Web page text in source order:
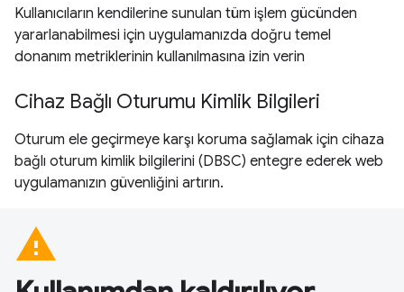
Kullanıcıların kendilerine sunulan tüm işlem gücünden
yararlanabilmesi için uygulamanızda doğru temel
donanım metriklerinin kullanılmasına izin verin
Cihaz Bağlı Oturumu Kimlik Bilgileri
Oturum ele geçirmeye karşı koruma sağlamak için cihaza
bağlı oturum kimlik bilgilerini (DBSC) entegre ederek web
uygulamanızın güvenliğini artırın.
warning